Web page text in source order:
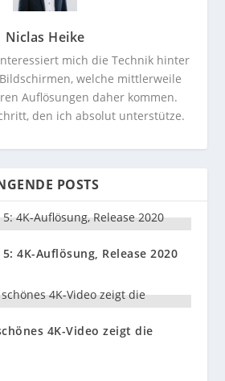
Niclas Heike
mich die Technik hinter
welche mittlerweile
Auflösungen daher kommen.
den ich absolut unterstütze.
POSTS
4K-Auflösung, Release 2020
4K-Video zeigt die